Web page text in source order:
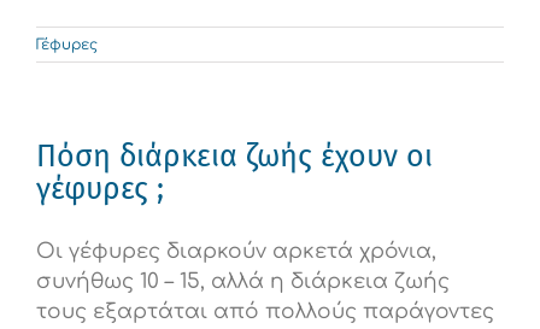
Γέφυρες
Πόση διάρκεια ζωής έχουν οι
γέφυρες ;
Οι γέφυρες διαρκούν αρκετά χρόνια,
συνήθως 10 – 15, αλλά η διάρκεια ζωής
τους εξαρτάται από πολλούς παράγοντες